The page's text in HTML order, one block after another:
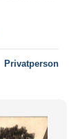
Privatperson